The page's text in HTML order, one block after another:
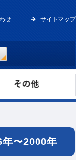
せ サイトマップ
年〜2000年